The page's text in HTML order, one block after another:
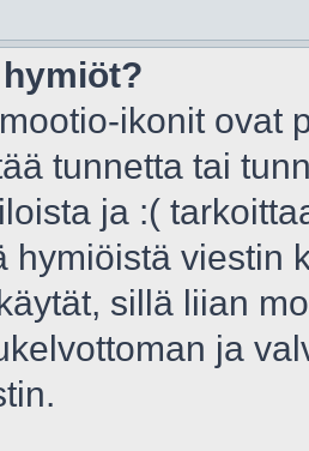
ikonit ovat
tunnetta tai
ja :(
hymiöistä viestin
sillä liian
ja